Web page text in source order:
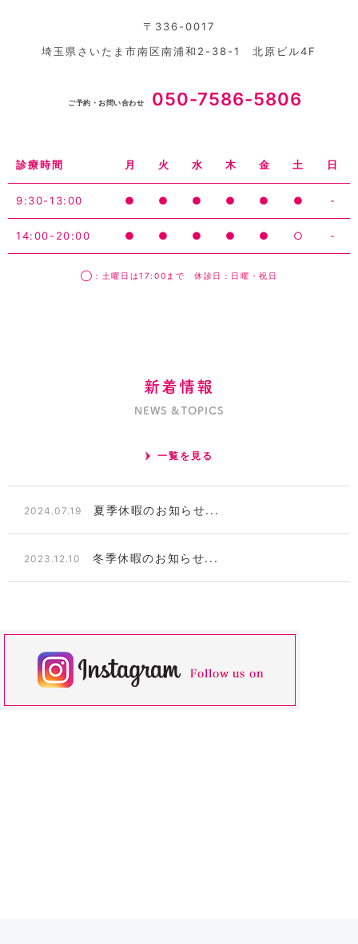
〒336-0017
埼玉県さいたま市南区南浦和2-38-1 北原ビル4F
ご予約・お問い合わせ 050-7586-5806
診療時間 月 火 水 木 金 土 日
9:30-13:00 ● ● ● ● ● ● -
14:00-20:00 ● ● ● ● ● ○ -
◯：土曜日は17:00まで 休診日：日曜・祝日
新着情報
NEWS &TOPICS
一覧を見る
2024.07.19 夏季休暇のお知らせ...
2023.12.10 冬季休暇のお知らせ...